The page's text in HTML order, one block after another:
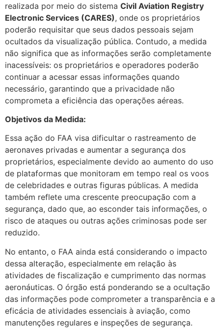
realizada por meio do sistema Civil Aviation Registry
Electronic Services (CARES), onde os proprietários
poderão requisitar que seus dados pessoais sejam
ocultados da visualização pública. Contudo, a medida
não significa que as informações serão completamente
inacessíveis: os proprietários e operadores poderão
continuar a acessar essas informações quando
necessário, garantindo que a privacidade não
comprometa a eficiência das operações aéreas.
Objetivos da Medida:
Essa ação do FAA visa dificultar o rastreamento de
aeronaves privadas e aumentar a segurança dos
proprietários, especialmente devido ao aumento do uso
de plataformas que monitoram em tempo real os voos
de celebridades e outras figuras públicas. A medida
também reflete uma crescente preocupação com a
segurança, dado que, ao esconder tais informações, o
risco de ataques ou outras ações criminosas pode ser
reduzido.
No entanto, o FAA ainda está considerando o impacto
dessa alteração, especialmente em relação às
atividades de fiscalização e cumprimento das normas
aeronáuticas. O órgão está ponderando se a ocultação
das informações pode comprometer a transparência e a
eficácia de atividades essenciais à aviação, como
manutenções regulares e inspeções de segurança.